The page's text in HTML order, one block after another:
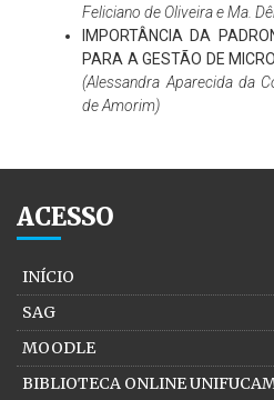
Feliciano de Oliveira e Ma.
IMPORTÂNCIA DA
PARA A GESTÃO DE
(Alessandra Aparecida da
de Amorim)
ACESSO
INÍCIO
SAG
MOODLE
BIBLIOTECA ONLINE